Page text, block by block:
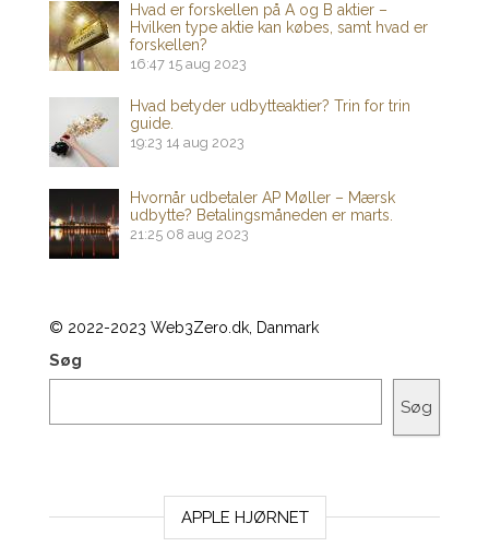
Hvad er forskellen på A og B aktier –
Hvilken type aktie kan købes, samt hvad er
forskellen?
16:47 15 aug 2023
Hvad betyder udbytteaktier? Trin for trin
guide.
19:23 14 aug 2023
Hvornår udbetaler AP Møller – Mærsk
udbytte? Betalingsmåneden er marts.
21:25 08 aug 2023
© 2022-2023 Web3Zero.dk, Danmark
Søg
Søg
APPLE HJØRNET